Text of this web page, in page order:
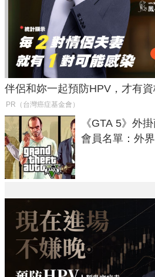
伴侶和妳一起預防HPV，才有資
PR（台灣癌症基金會）
《GTA 5》外
會員名單：外